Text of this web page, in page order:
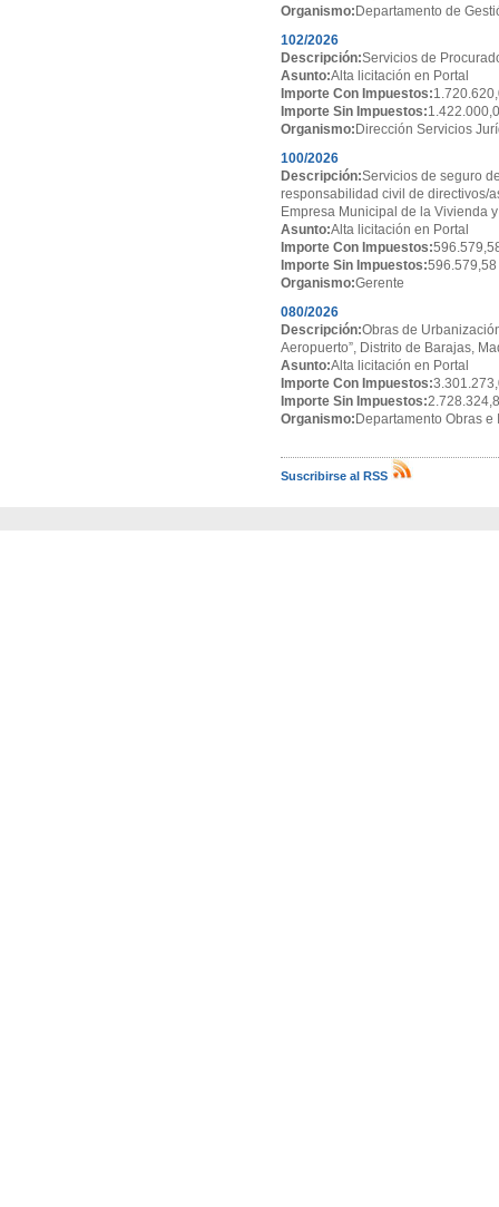
Organismo: Departamento de
102/2026
Descripción:Servicios de
Asunto:Alta licitación en Portal
Importe Con Impuestos:
Importe Sin Impuestos:
Organismo: Dirección Servicios
100/2026
Descripción:Servicios de seguro
responsabilidad civil de directivos/
Empresa Municipal de la Vivienda
Asunto:Alta licitación en Portal
Importe Con Impuestos:
Importe Sin Impuestos:596.579,58
Organismo:Gerente
080/2026
Descripción:Obras de
Aeropuerto”, Distrito de Barajas,
Asunto:Alta licitación en Portal
Importe Con Impuestos:
Importe Sin Impuestos:
Organismo: Departamento Obras e
Suscribirse al RSS